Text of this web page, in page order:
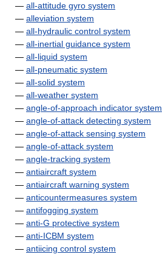
— all-attitude gyro system
— alleviation system
— all-hydraulic control system
— all-inertial guidance system
— all-liquid system
— all-pneumatic system
— all-solid system
— all-weather system
— angle-of-approach indicator system
— angle-of-attack detecting system
— angle-of-attack sensing system
— angle-of-attack system
— angle-tracking system
— antiaircraft system
— antiaircraft warning system
— anticountermeasures system
— antifogging system
— anti-G protective system
— anti-ICBM system
— antiicing control system